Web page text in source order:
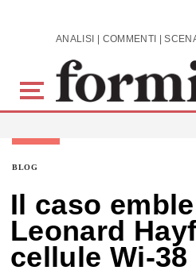
Skip to main content
BLOG
Il caso
Leonard
cellule Wi-38